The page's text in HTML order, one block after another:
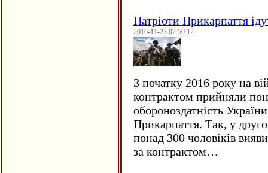
Патріоти Прикарпаття
2016-11-23 02:59:12
З початку 2016 року на
контрактом прийняли
обороноздатність
Прикарпаття. Так, у
понад 300 чоловіків
за контрактом…